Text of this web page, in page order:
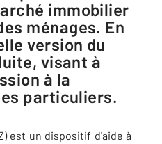
immobilier
ménages. En
version du
visant à
à la
particuliers.
est un dispositif d'aide à